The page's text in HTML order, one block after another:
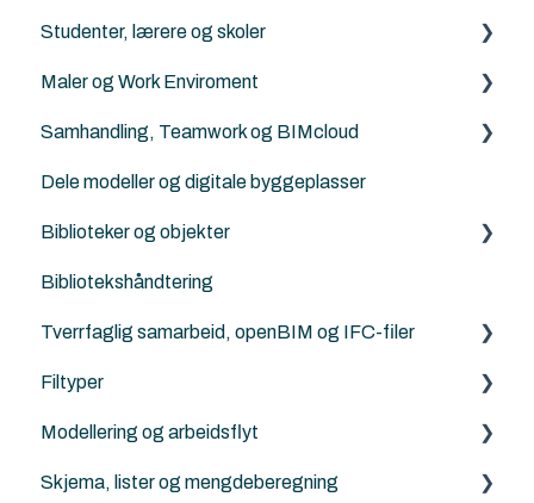
ArchiFrame
Solibri
Architerra
Goodies for Archicad
Land4
Norkart
Archicad Cloud licenser
ArchiFrame
Studenter, lærere og skoler
Archicad BIM norsktilpasset for studenter, lærere
Maler og Work Enviroment
Maler
Attributter
Work Enviroment
Migrerering mellom versjoner
Samhandling, Teamwork og BIMcloud
Generelt
Feilsøking
Rutiner
Andre samhandlingsløsninger
Dele modeller og digitale byggeplasser
Biblioteker og objekter
Egendefinerte objekter
Norske tilleggs objekt-bibiloteker
Archicad standard biblioteker
Bibliotekshåndtering
Tverrfaglig samarbeid, openBIM og IFC-filer
IFC generelt
Archicad
Revit
Filtyper
PDF
DXF/DWG File (.dxf, .dwg)
Modellering og arbeidsflyt
Archicad
Skjema, lister og mengdeberegning